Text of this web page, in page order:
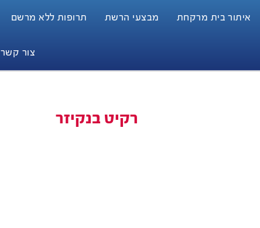
איתור בית מרקחת מבצעי הרשת תרופות ללא מרשם
צור קשר
רקיט בנקיזר